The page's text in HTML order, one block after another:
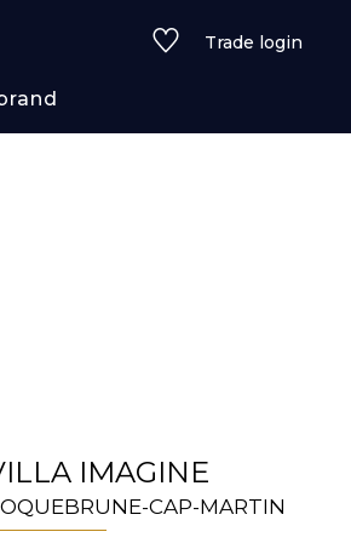
Trade login
See all fabrics
all wallcoverings
IMAGINE
CAP-MARTIN